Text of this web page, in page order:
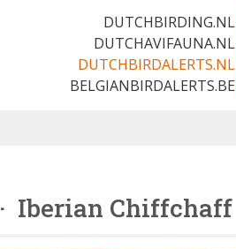
DUTCHBIRDING.NL
DUTCHAVIFAUNA.NL
DUTCHBIRDALERTS.NL
BELGIANBIRDALERTS.BE
· Iberian Chiffchaff